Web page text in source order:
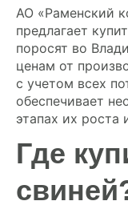
АО «Раменский
предлагает
поросят во
ценам от
с учетом всех
обеспечивает
этапах их роста
Где